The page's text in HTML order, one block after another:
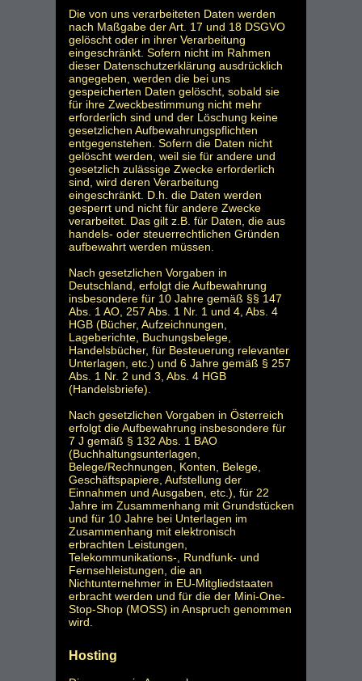
Die von uns verarbeiteten Daten werden
nach Maßgabe der Art. 17 und 18 DSGVO
gelöscht oder in ihrer Verarbeitung
eingeschränkt. Sofern nicht im Rahmen
dieser Datenschutzerklärung ausdrücklich
angegeben, werden die bei uns
gespeicherten Daten gelöscht, sobald sie
für ihre Zweckbestimmung nicht mehr
erforderlich sind und der Löschung keine
gesetzlichen Aufbewahrungspflichten
entgegenstehen. Sofern die Daten nicht
gelöscht werden, weil sie für andere und
gesetzlich zulässige Zwecke erforderlich
sind, wird deren Verarbeitung
eingeschränkt. D.h. die Daten werden
gesperrt und nicht für andere Zwecke
verarbeitet. Das gilt z.B. für Daten, die aus
handels- oder steuerrechtlichen Gründen
aufbewahrt werden müssen.
Nach gesetzlichen Vorgaben in
Deutschland, erfolgt die Aufbewahrung
insbesondere für 10 Jahre gemäß §§ 147
Abs. 1 AO, 257 Abs. 1 Nr. 1 und 4, Abs. 4
HGB (Bücher, Aufzeichnungen,
Lageberichte, Buchungsbelege,
Handelsbücher, für Besteuerung relevanter
Unterlagen, etc.) und 6 Jahre gemäß § 257
Abs. 1 Nr. 2 und 3, Abs. 4 HGB
(Handelsbriefe).
Nach gesetzlichen Vorgaben in Österreich
erfolgt die Aufbewahrung insbesondere für
7 J gemäß § 132 Abs. 1 BAO
(Buchhaltungsunterlagen,
Belege/Rechnungen, Konten, Belege,
Geschäftspapiere, Aufstellung der
Einnahmen und Ausgaben, etc.), für 22
Jahre im Zusammenhang mit Grundstücken
und für 10 Jahre bei Unterlagen im
Zusammenhang mit elektronisch
erbrachten Leistungen,
Telekommunikations-, Rundfunk- und
Fernsehleistungen, die an
Nichtunternehmer in EU-Mitgliedstaaten
erbracht werden und für die der Mini-One-
Stop-Shop (MOSS) in Anspruch genommen
wird.
Hosting